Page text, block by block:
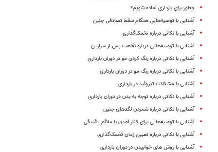
چطور برای بارداری آماده شویم؟
آشنایی با توصیه‌هایی هنگام سقط تصادفی جنین
آشنایی با نکاتی درباره تخمک‌گذاری
آشنایی با توصیه‌هایی درباره نقاهت پس از سزارین
آشنایی با نکاتی درباره رنگ کردن مو در دوران بارداری
آشنایی با نکاتی درباره رنگ مو در دوران بارداری
آشنایی با مشکلات تیروئید در بارداری
آشنایی با نکاتی درباره توجه به بدن در دوران بارداری
آشنایی با نکاتی درباره شمردن لگدهای جنین
آشنایی با توصیه‌هایی برای کنار آمدن با علائم یائسگی
آشنایی با نکاتی درباره تعیین زمان تخمک‌گذاری
آشنایی با روش های خوابیدن در دوران بارداری